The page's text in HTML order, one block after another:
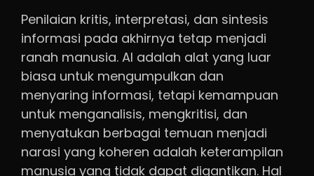
Penilaian kritis, interpretasi, dan sintesis
informasi pada akhirnya tetap menjadi
ranah manusia. AI adalah alat yang luar
biasa untuk mengumpulkan dan
menyaring informasi, tetapi kemampuan
untuk menganalisis, mengkritisi, dan
menyatukan berbagai temuan menjadi
narasi yang koheren adalah keterampilan
manusia yang tidak dapat digantikan. Hal